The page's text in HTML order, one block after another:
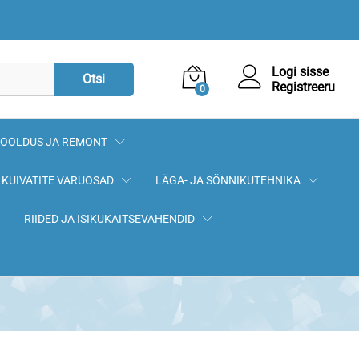
Otsi
0
Logi sisse
Registreeru
JA REMONT
KUIVATITE VARUOSAD LÄGA- JA SÕNNIKUTEHNIKA
RIIDED JA ISIKUKAITSEVAHENDID